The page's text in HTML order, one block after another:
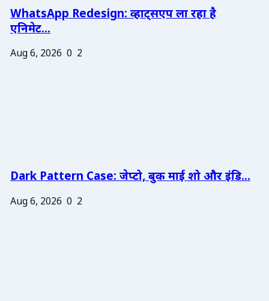
WhatsApp Redesign: व्हाट्सएप ला रहा है
एनिमेट...
Aug 6, 2026 0 2
Dark Pattern Case: जेप्टो, बुक माई शो और इंडि...
Aug 6, 2026 0 2